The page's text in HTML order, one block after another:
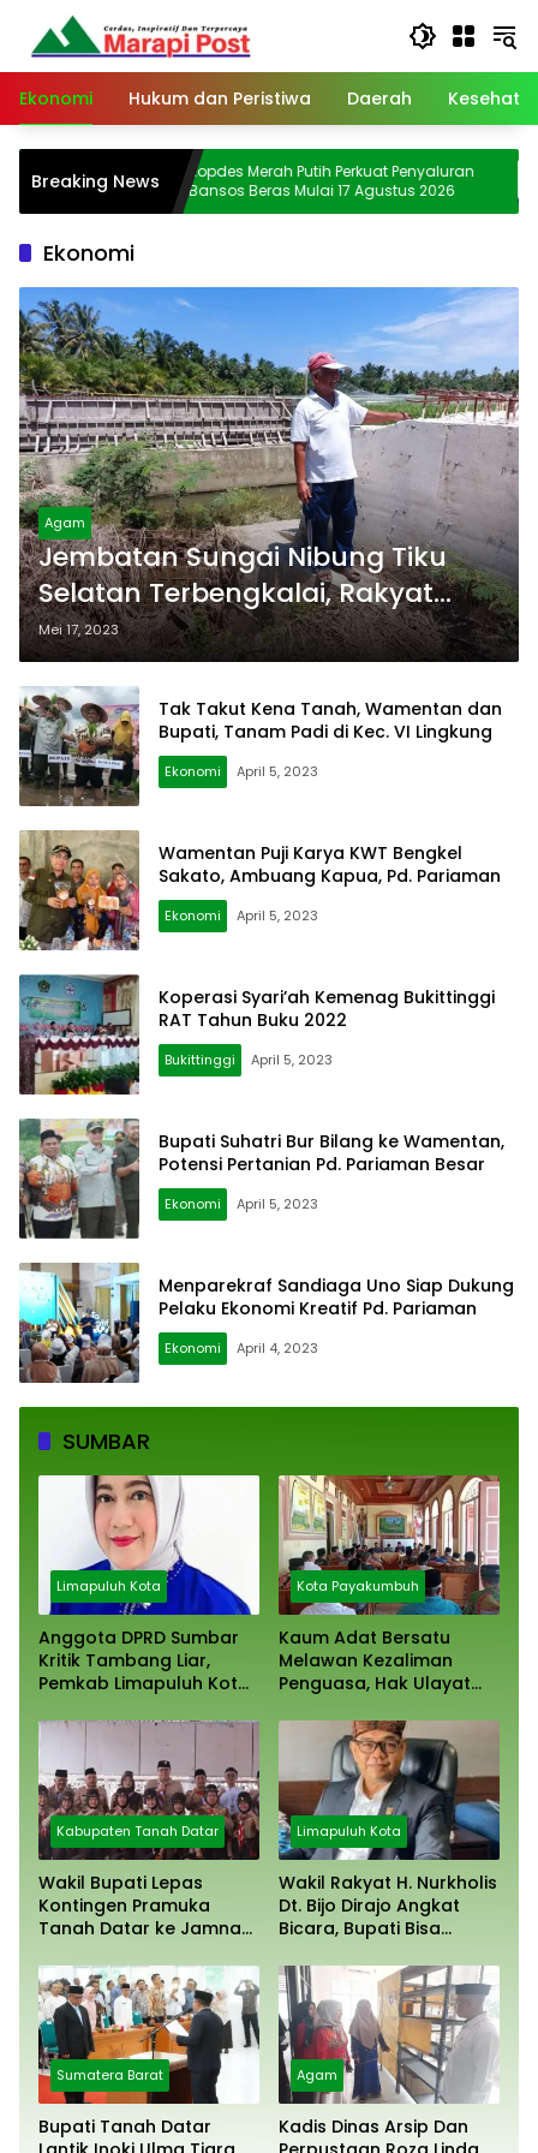
Langsung
konten
Ekonomi
Hukum dan Peristiwa Daerah
Breaking NewsKopdes Merah Putih Perkuat Penyaluran
Bansos Beras Mulai 17 Agustus 2026
Ekonomi
Agam
Jembatan Sungai Nibung Tiku
Selatan Terbengkalai, Rakyat
Menderita
Mei 17, 2023
Tak Takut Kena Tanah, Wamentan dan
Bupati, Tanam Padi di Kec. VI Lingkung
Ekonomi April 5, 2023
Wamentan Puji Karya KWT Bengkel
Sakato, Ambuang Kapua, Pd. Pariaman
Ekonomi April 5, 2023
Koperasi Syari’ah Kemenag Bukittinggi
RAT Tahun Buku 2022
Bukittinggi April 5, 2023
Bupati Suhatri Bur Bilang ke Wamentan,
Potensi Pertanian Pd. Pariaman Besar
Ekonomi April 5, 2023
Menparekraf Sandiaga Uno Siap Dukung
Pelaku Ekonomi Kreatif Pd. Pariaman
Ekonomi April 4, 2023
SUMBAR
Limapuluh Kota
Anggota DPRD Sumbar
Kritik Tambang Liar,
Pemkab Limapuluh Kota
Kota Payakumbuh
Kaum Adat Bersatu
Melawan Kezaliman
Penguasa, Hak Ulayat
Kabupaten Tanah Datar
Wakil Bupati Lepas
Kontingen Pramuka
Tanah Datar ke Jamnas
Limapuluh Kota
Wakil Rakyat H. Nurkholis
Dt. Bijo Dirajo Angkat
Bicara, Bupati Bisa
Sumatera Barat
Bupati Tanah Datar
Agam
Kadis Dinas Arsip Dan